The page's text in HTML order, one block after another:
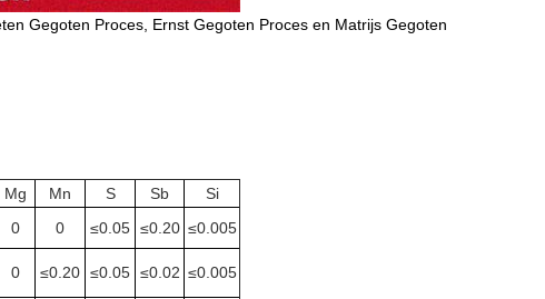
Gegoten Proces, Ernst Gegoten Proces en Matrijs Gegoten
Mg Mn S Sb
Si
0 0 ≤0.05 ≤0.20 ≤0.005
0 ≤0.20 ≤0.05 ≤0.02 ≤0.005